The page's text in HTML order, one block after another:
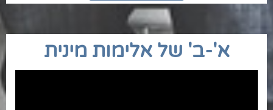
א'-ב' של אלימות מינית